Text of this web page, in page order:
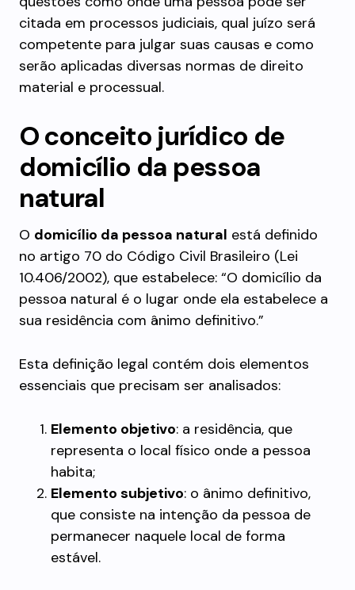
citada em processos judiciais, qual juízo será
competente para julgar suas causas e como
serão aplicadas diversas normas de direito
material e processual.
O conceito jurídico de
domicílio da pessoa
natural
O domicílio da pessoa natural está definido
no artigo 70 do Código Civil Brasileiro (Lei
10.406/2002), que estabelece: “O domicílio da
pessoa natural é o lugar onde ela estabelece a
sua residência com ânimo definitivo.”
Esta definição legal contém dois elementos
essenciais que precisam ser analisados:
Elemento objetivo: a residência, que
representa o local físico onde a pessoa
habita;
Elemento subjetivo: o ânimo definitivo,
que consiste na intenção da pessoa de
permanecer naquele local de forma
estável.